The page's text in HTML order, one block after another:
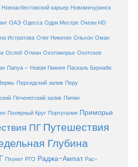
Новоасбестовский карьер Новомичуринск
ОАЭ Одесса Одри Местре Океан HD
Истратова Олег Никитин Ольхон Оман
Ослоб Отман Охотоморье Охотское
Папуа – Новая Гвинея Паскаль Бернабе
Персидский залив Перу
Печенегский залив Пипин
Полярный Круг Португалия Приморье
ПГПутешествия
Глубина
Пхукет РГО Раджа-Ампат Рас-